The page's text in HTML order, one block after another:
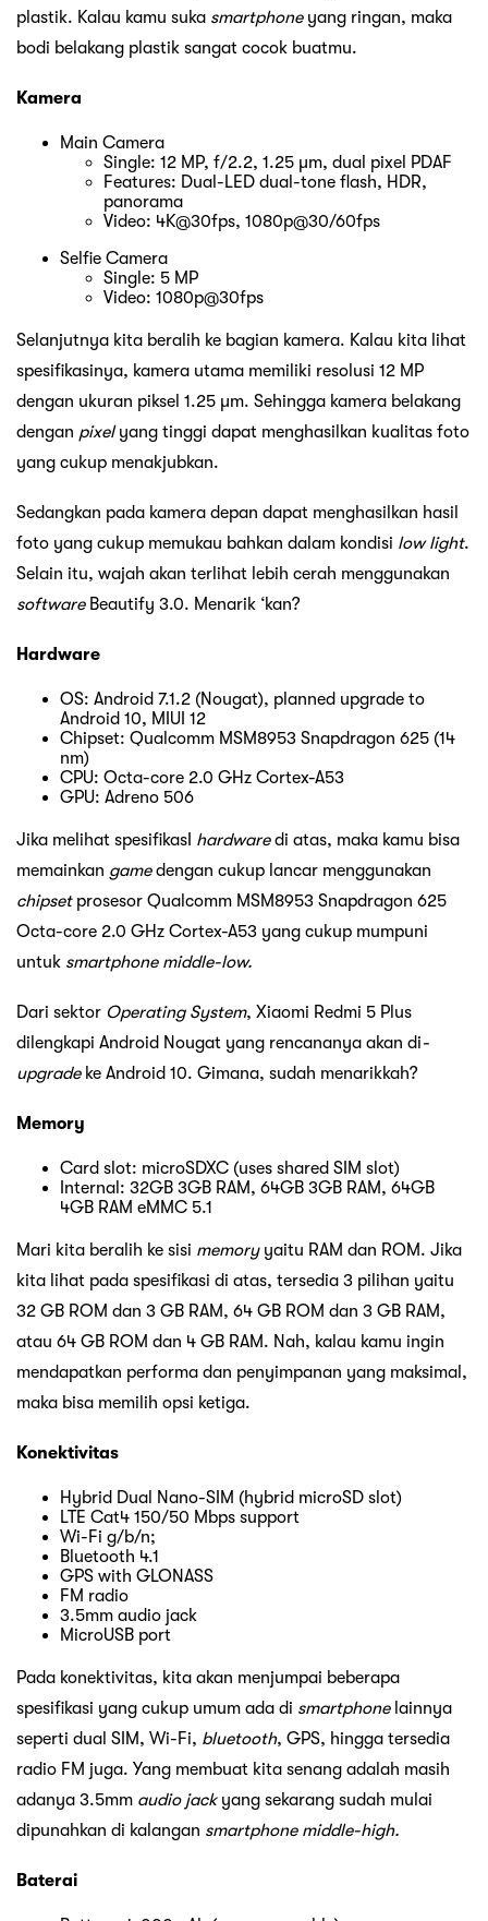
plastik. Kalau kamu suka smartphoneyang ringan, maka
bodi belakang plastik sangat cocok buatmu.
Kamera
Main Camera
Single: 12 MP, f/2.2, 1.25 μm, dual pixel PDAF
Features: Dual-LED dual-tone flash, HDR,
panorama
Video: 4K@30fps, 1080p@30/60fps
Selfie Camera
Single: 5 MP
Video: 1080p@30fps
Selanjutnya kita beralih ke bagian kamera. Kalau kita lihat
spesifikasinya, kamera utama memiliki resolusi 12 MP
dengan ukuran piksel 1.25 μm. Sehingga kamera belakang
dengan pixelyang tinggi dapat menghasilkan kualitas foto
yang cukup menakjubkan.
Sedangkan pada kamera depan dapat menghasilkan hasil
foto yang cukup memukau bahkan dalam kondisi low light.
Selain itu, wajah akan terlihat lebih cerah menggunakan
softwareBeautify 3.0. Menarik ‘kan?
Hardware
OS: Android 7.1.2 (Nougat), planned upgrade to
Android 10, MIUI 12
Chipset: Qualcomm MSM8953 Snapdragon 625 (14
nm)
CPU: Octa-core 2.0 GHz Cortex-A53
GPU: Adreno 506
Jika melihat spesifikasI hardwaredi atas, maka kamu bisa
memainkan gamedengan cukup lancar menggunakan
chipset prosesor Qualcomm MSM8953 Snapdragon 625
Octa-core 2.0 GHz Cortex-A53 yang cukup mumpuni
untuk smartphone middle-low.
Dari sektor Operating System, Xiaomi Redmi 5 Plus
dilengkapi Android Nougat yang rencananya akan di-
upgradeke Android 10. Gimana, sudah menarikkah?
Memory
Card slot: microSDXC (uses shared SIM slot)
Internal: 32GB 3GB RAM, 64GB 3GB RAM, 64GB
4GB RAM eMMC 5.1
Mari kita beralih ke sisi memoryyaitu RAM dan ROM. Jika
kita lihat pada spesifikasi di atas, tersedia 3 pilihan yaitu
32 GB ROM dan 3 GB RAM, 64 GB ROM dan 3 GB RAM,
atau 64 GB ROM dan 4 GB RAM. Nah, kalau kamu ingin
mendapatkan performa dan penyimpanan yang maksimal,
maka bisa memilih opsi ketiga.
Konektivitas
Hybrid Dual Nano-SIM (hybrid microSD slot)
LTE Cat4 150/50 Mbps support
Wi-Fi g/b/n;
Bluetooth 4.1
GPS with GLONASS
FM radio
3.5mm audio jack
MicroUSB port
Pada konektivitas, kita akan menjumpai beberapa
spesifikasi yang cukup umum ada di smartphonelainnya
seperti dual SIM, Wi-Fi, bluetooth, GPS, hingga tersedia
radio FM juga. Yang membuat kita senang adalah masih
adanya 3.5mm audio jackyang sekarang sudah mulai
dipunahkan di kalangan smartphone middle-high.
Baterai